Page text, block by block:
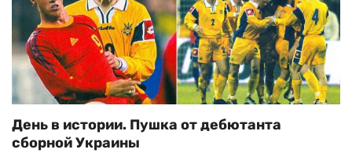
День в истории. Пушка от дебютанта
сборной Украины